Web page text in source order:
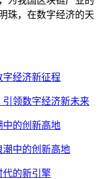
珠，在数字经济的天
经济新征程
领数字经济新未来
中的创新高地
中的创新高地
代的新引擎